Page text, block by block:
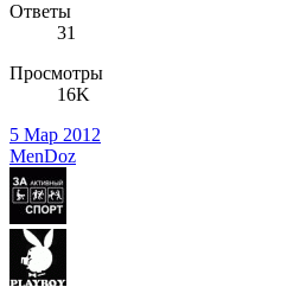
Ответы
31
Просмотры
16K
5 Мар 2012
MenDoz